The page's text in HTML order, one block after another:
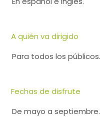
A quién va dirigido
Para todos los públicos.
Fechas de disfrute
De mayo a septiembre.